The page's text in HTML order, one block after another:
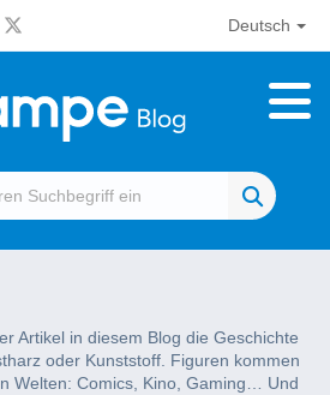
Deutsch
Artikel in diesem Blog die Geschichte
oder Kunststoff. Figuren kommen
Welten: Comics, Kino, Gaming… Und